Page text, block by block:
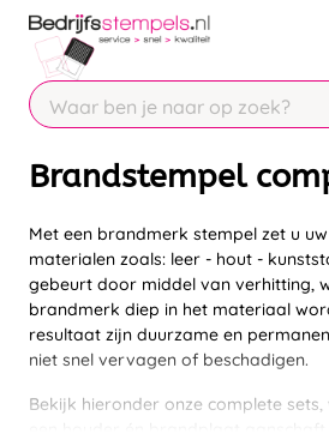
Chatbot
Chat 24/7 met
Contact
Brandstempel
Met een brandmerk stempel zet u
materialen zoals: leer - hout -
gebeurt door middel van verhitting,
brandmerk diep in het materiaal
resultaat zijn duurzame en
niet snel vervagen of beschadigen.
Bekijk hieronder onze complete